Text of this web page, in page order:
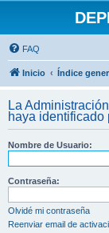
FAQ
Inicio Índice
La
haya identificado
Nombre de Usuario:
Contraseña:
Olvidé mi contraseña
Reenviar email de